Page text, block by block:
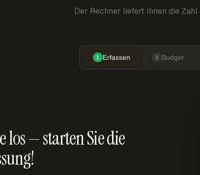
Der Rechner liefert Ihnen die
1 Erfassen 2 Budget
los — starten Sie die